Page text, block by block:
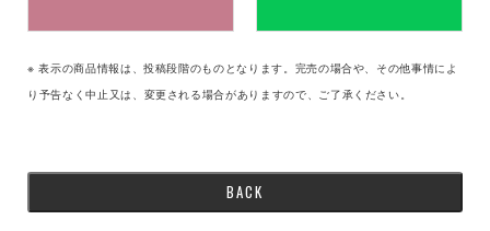
※ 表示の商品情報は、投稿段階のものとなります。完売の場合や、その他事情によ
り予告なく中止又は、変更される場合がありますので、ご了承ください。
BACK